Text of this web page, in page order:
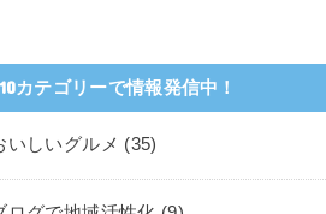
10カテゴリーで情報発信中！
いしいグルメ (35)